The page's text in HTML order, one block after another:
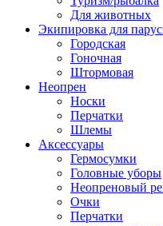
Для животных
Экипировка для
Городская
Гоночная
Штормовая
Неопрен
Носки
Перчатки
Шлемы
Аксессуары
Гермосумки
Головные уборы
Неопреновый
Очки
Перчатки